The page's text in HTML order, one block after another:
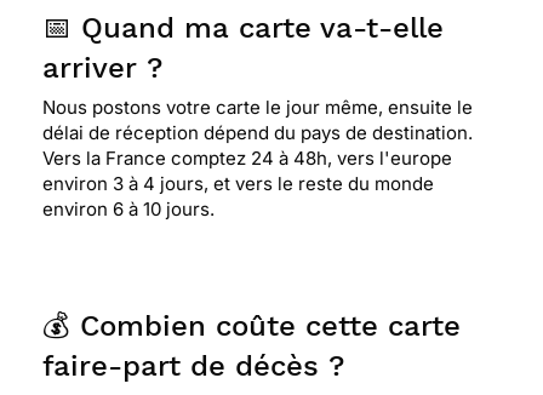
📅 Quand ma carte va-t-elle
arriver ?
Nous postons votre carte le jour même, ensuite le
délai de réception dépend du pays de destination.
Vers la France comptez 24 à 48h, vers l'europe
environ 3 à 4 jours, et vers le reste du monde
environ 6 à 10 jours.
💰 Combien coûte cette carte
faire-part de décès ?